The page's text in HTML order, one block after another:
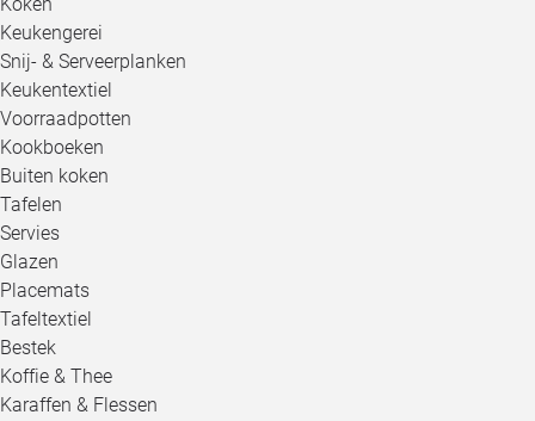
Keukengerei
Snij- & Serveerplanken
Keukentextiel
Voorraadpotten
Kookboeken
Buiten koken
Tafelen
Servies
Glazen
Placemats
Tafeltextiel
Bestek
Koffie & Thee
Karaffen & Flessen